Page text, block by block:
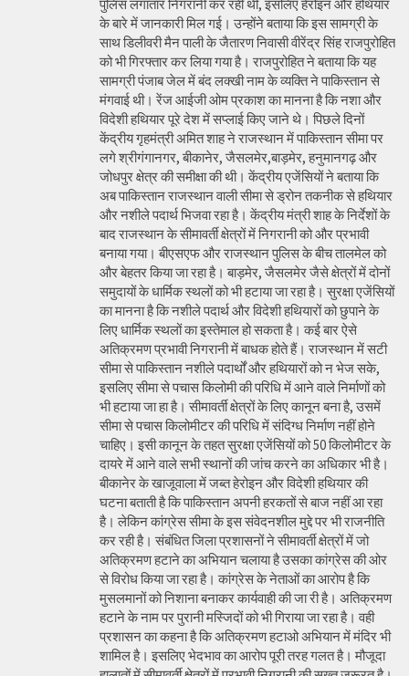
पुलिस लगातार निगरानी कर रही थी, इसलिए हेरोइन और हथियार
के बारे में जानकारी मिल गई। उन्होंने बताया कि इस सामग्री के
साथ डिलीवरी मैन पाली के जैतारण निवासी वीरेंद्र सिंह राजपुरोहित
को भी गिरफ्तार कर लिया गया है। राजपुरोहित ने बताया कि यह
सामग्री पंजाब जेल में बंद लक्खी नाम के व्यक्ति ने पाकिस्तान से
मंगवाई थी। रेंज आईजी ओम प्रकाश का मानना है कि नशा और
विदेशी हथियार पूरे देश में सप्लाई किए जाने थे। पिछले दिनों
केंद्रीय गृहमंत्री अमित शाह ने राजस्थान में पाकिस्तान सीमा पर
लगे श्रीगंगानगर, बीकानेर, जैसलमेर,बाड़मेर, हनुमानगढ़ और
जोधपुर क्षेत्र की समीक्षा की थी। केंद्रीय एजेंसियों ने बताया कि
अब पाकिस्तान राजस्थान वाली सीमा से ड्रोन तकनीक से हथियार
और नशीले पदार्थ भिजवा रहा है। केंद्रीय मंत्री शाह के निर्देशों के
बाद राजस्थान के सीमावर्ती क्षेत्रों में निगरानी को और प्रभावी
बनाया गया। बीएसएफ और राजस्थान पुलिस के बीच तालमेल को
और बेहतर किया जा रहा है। बाड़मेर, जैसलमेर जैसे क्षेत्रों में दोनों
समुदायों के धार्मिक स्थलों को भी हटाया जा रहा है। सुरक्षा एजेंसियों
का मानना है कि नशीले पदार्थ और विदेशी हथियारों को छुपाने के
लिए धार्मिक स्थलों का इस्तेमाल हो सकता है। कई बार ऐसे
अतिक्रमण प्रभावी निगरानी में बाधक होते हैं। राजस्थान में सटी
सीमा से पाकिस्तान नशीले पदार्थों और हथियारों को न भेज सके,
इसलिए सीमा से पचास किलोमी की परिधि में आने वाले निर्माणों को
भी हटाया जा हा है। सीमावर्ती क्षेत्रों के लिए कानून बना है, उसमें
सीमा से पचास किलोमीटर की परिधि में संदिग्ध निर्माण नहीं होने
चाहिए। इसी कानून के तहत सुरक्षा एजेंसियों को 50 किलोमीटर के
दायरे में आने वाले सभी स्थानों की जांच करने का अधिकार भी है।
बीकानेर के खाजूवाला में जब्त हेरोइन और विदेशी हथियार की
घटना बताती है कि पाकिस्तान अपनी हरकतों से बाज नहीं आ रहा
है। लेकिन कांग्रेस सीमा के इस संवेदनशील मुद्दे पर भी राजनीति
कर रही है। संबंधित जिला प्रशासनों ने सीमावर्ती क्षेत्रों में जो
अतिक्रमण हटाने का अभियान चलाया है उसका कांग्रेस की ओर
से विरोध किया जा रहा है। कांग्रेस के नेताओं का आरोप है कि
मुसलमानों को निशाना बनाकर कार्यवाही की जा री है। अतिक्रमण
हटाने के नाम पर पुरानी मस्जिदों को भी गिराया जा रहा है। वही
प्रशासन का कहना है कि अतिक्रमण हटाओ अभियान में मंदिर भी
शामिल है। इसलिए भेदभाव का आरोप पूरी तरह गलत है। मौजूदा